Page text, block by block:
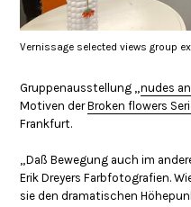
Vernissage selected views group
Gruppenausstellung „nudes
Motiven derBroken flowers
Frankfurt.
„Daß Bewegung auch im
Erik Dreyers Farbfotografien.
sie den dramatischen